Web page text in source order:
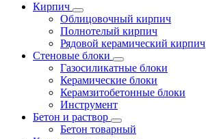
Кирпич
Облицовочный кирпич
Полнотелый кирпич
Рядовой керамический кирпич
Стеновые блоки
Газосиликатные блоки
Керамические блоки
Керамзитобетонные блоки
Инструмент
Бетон и раствор
Бетон товарный